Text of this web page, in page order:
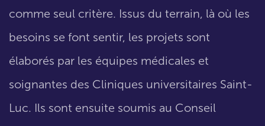
comme seul critère. Issus du terrain, là où les
besoins se font sentir, les projets sont
élaborés par les équipes médicales et
soignantes des Cliniques universitaires Saint-
Luc. Ils sont ensuite soumis au Conseil